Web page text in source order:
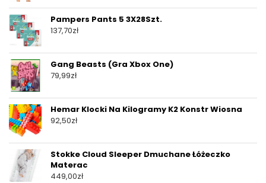
Pampers Pants 5 3X28Szt.
137,70zł
Gang Beasts (Gra Xbox One)
79,99zł
Hemar Klocki Na Kilogramy K2 Konstr Wiosna
92,50zł
Stokke Cloud Sleeper Dmuchane Łóżeczko
Materac
449,00zł